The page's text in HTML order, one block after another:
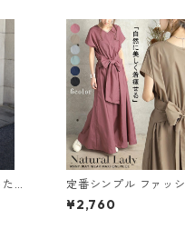
ツ
定番シンプル ファッシ
半袖 バックリボン 6色
ワンピース m-734
¥2,760